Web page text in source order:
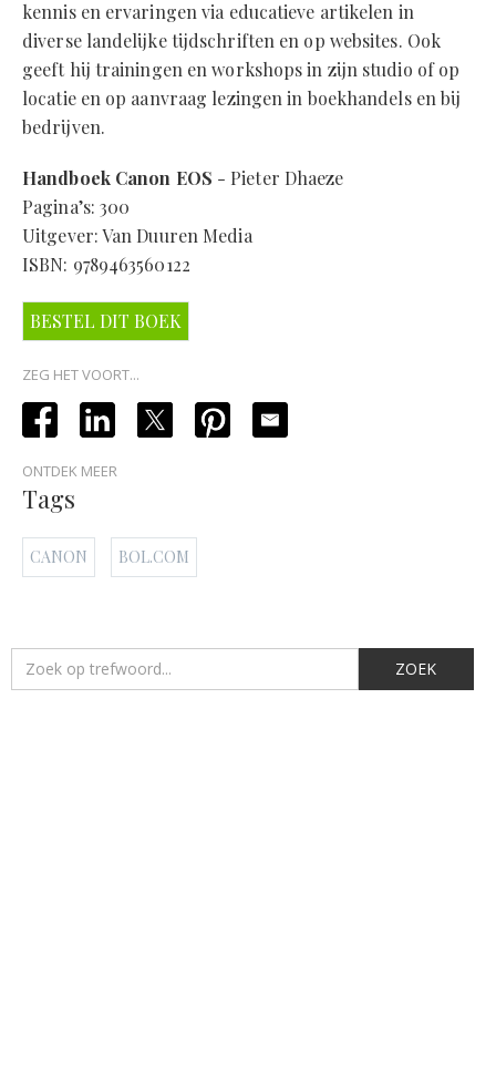
kennis en ervaringen via educatieve artikelen in
diverse landelijke tijdschriften en op websites. Ook
geeft hij trainingen en workshops in zijn studio of op
locatie en op aanvraag lezingen in boekhandels en bij
bedrijven.
Handboek Canon EOS - Pieter Dhaeze
Pagina’s: 300
Uitgever: Van Duuren Media
ISBN: 9789463560122
BESTEL DIT BOEK
ZEG HET VOORT...
ONTDEK MEER
Tags
CANON BOL.COM